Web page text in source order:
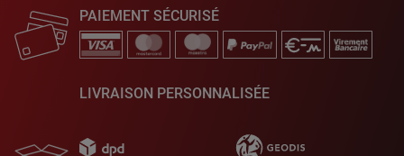
PAIEMENT SÉCURISÉ
LIVRAISON PERSONNALISÉE